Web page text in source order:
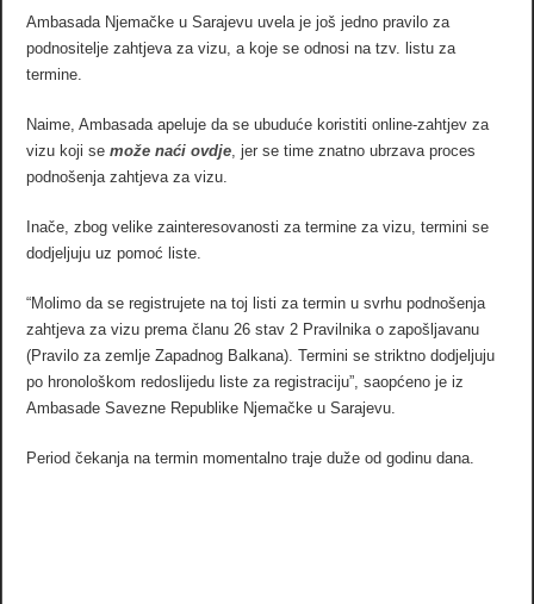
Ambasada Njemačke u Sarajevu uvela je još jedno pravilo za
podnositelje zahtjeva za vizu, a koje se odnosi na tzv. listu za
termine.
Naime, Ambasada apeluje da se ubuduće koristiti online-zahtjev za
vizu koji semože naći ovdje , jer se time znatno ubrzava proces
podnošenja zahtjeva za vizu.
Inače, zbog velike zainteresovanosti za termine za vizu, termini se
dodjeljuju uz pomoć liste.
“Molimo da se registrujete na toj listi za termin u svrhu podnošenja
zahtjeva za vizu prema članu 26 stav 2 Pravilnika o zapošljavanu
(Pravilo za zemlje Zapadnog Balkana). Termini se striktno dodjeljuju
po hronološkom redoslijedu liste za registraciju”, saopćeno je iz
Ambasade Savezne Republike Njemačke u Sarajevu.
Period čekanja na termin momentalno traje duže od godinu dana.